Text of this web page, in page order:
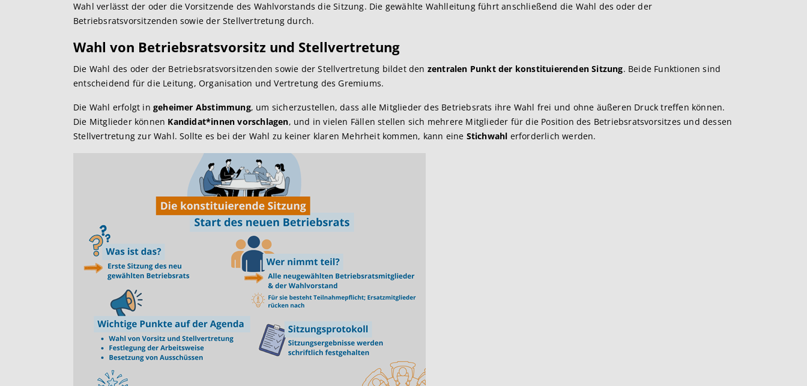
Wahl verlässt der oder die Vorsitzende des Wahlvorstands die Sitzung. Die gewählte Wahlleitung führt anschließend die Wahl des oder der
Betriebsratsvorsitzenden sowie der Stellvertretung durch.
Wahl von Betriebsratsvorsitz und Stellvertretung
Die Wahl des oder der Betriebsratsvorsitzenden sowie der Stellvertretung bildet den zentralen Punkt der konstituierenden Sitzung. Beide Funktionen sind
entscheidend für die Leitung, Organisation und Vertretung des Gremiums.
Die Wahl erfolgt in geheimer Abstimmung, um sicherzustellen, dass alle Mitglieder des Betriebsrats ihre Wahl frei und ohne äußeren Druck treffen können.
Die Mitglieder können Kandidat*innen vorschlagen, und in vielen Fällen stellen sich mehrere Mitglieder für die Position des Betriebsratsvorsitzes und dessen
Stellvertretung zur Wahl. Sollte es bei der Wahl zu keiner klaren Mehrheit kommen, kann eine Stichwahl erforderlich werden.